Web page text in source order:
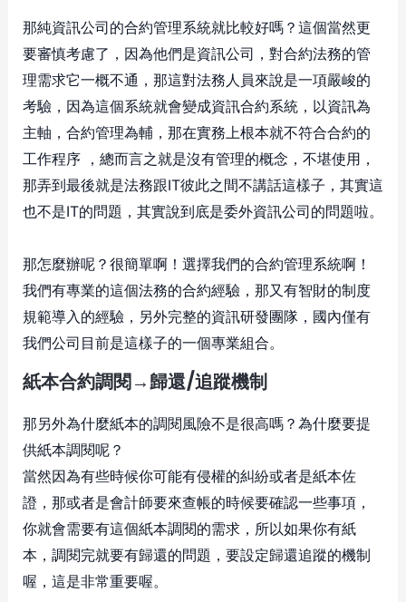
那純資訊公司的合約管理系統就比較好嗎？這個當然更
要審慎考慮了，因為他們是資訊公司，對合約法務的管
理需求它一概不通，那這對法務人員來說是一項嚴峻的
考驗，因為這個系統就會變成資訊合約系統，以資訊為
主軸，合約管理為輔，那在實務上根本就不符合合約的
工作程序 ，總而言之就是沒有管理的概念，不堪使用，
那弄到最後就是法務跟IT彼此之間不講話這樣子，其實這
也不是IT的問題，其實說到底是委外資訊公司的問題啦。
那怎麼辦呢？很簡單啊！選擇我們的合約管理系統啊！
我們有專業的這個法務的合約經驗，那又有智財的制度
規範導入的經驗，另外完整的資訊研發團隊，國內僅有
我們公司目前是這樣子的一個專業組合。
紙本合約調閱→歸還/追蹤機制
那另外為什麼紙本的調閱風險不是很高嗎？為什麼要提
供紙本調閱呢？
當然因為有些時候你可能有侵權的糾紛或者是紙本佐
證，那或者是會計師要來查帳的時候要確認一些事項，
你就會需要有這個紙本調閱的需求，所以如果你有紙
本，調閱完就要有歸還的問題，要設定歸還追蹤的機制
喔，這是非常重要喔。